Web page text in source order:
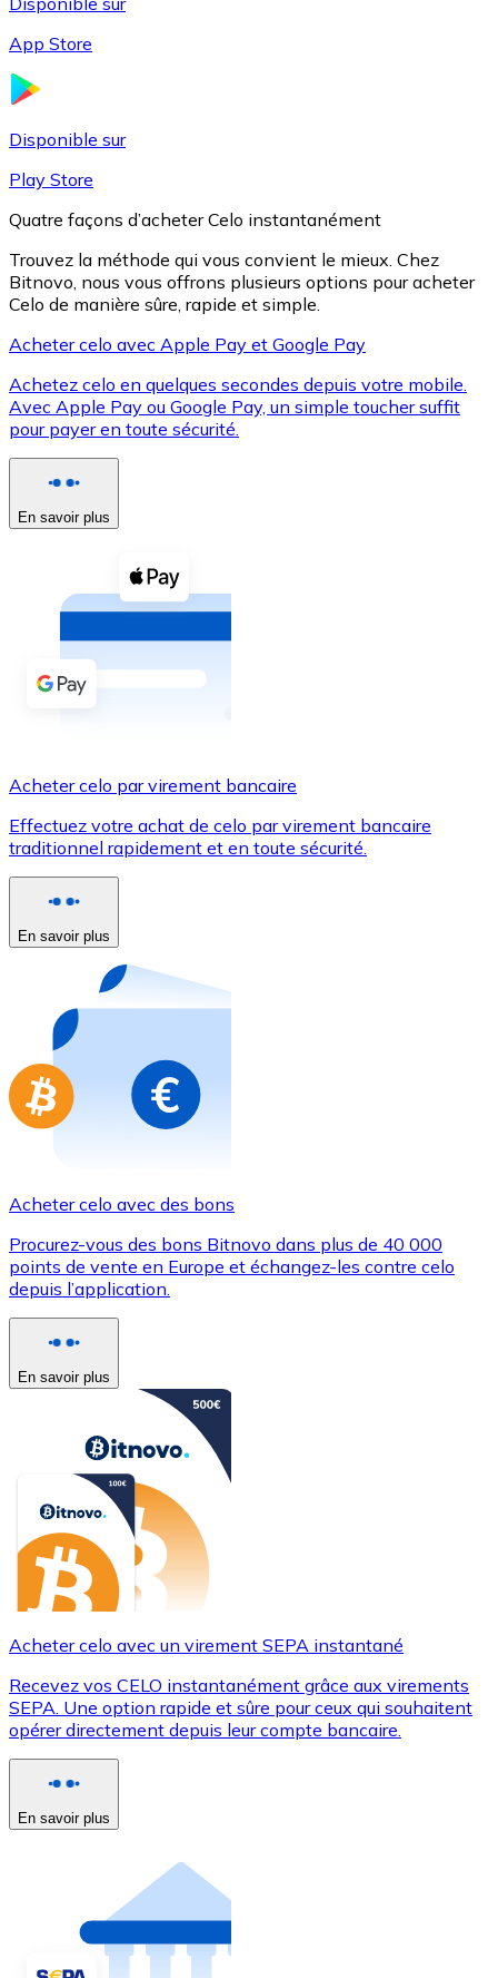
XRP
XRP
Voir toutes
Coupons crypto
Achetez des cryptomonnaies en espèces et d'autres
Acheter avec espèces
Virement SEPA
Utilisez les cartes Visa et Mastercard pour acheter
Acheter avec carte
Nouveau
Achetez des cartes-cadeaux de vos marques
Aller à la boutique de cartes-cadeaux
App Store
Disponible sur
Play Store
Quatre façons d’acheter Celo instantanément
Trouvez la méthode qui vous convient le mieux. Chez
Bitnovo, nous vous offrons plusieurs options pour acheter
Celo de manière sûre, rapide et simple.
Acheter celo avec Apple Pay et Google Pay
Achetez celo en quelques secondes depuis votre mobile.
Avec Apple Pay ou Google Pay, un simple toucher suffit
pour payer en toute sécurité.
En savoir plus
Acheter celo par virement bancaire
Effectuez votre achat de celo par virement bancaire
traditionnel rapidement et en toute sécurité.
En savoir plus
Acheter celo avec des bons
Procurez-vous des bons Bitnovo dans plus de 40 000
points de vente en Europe et échangez-les contre celo
depuis l’application.
En savoir plus
Acheter celo avec un virement SEPA instantané
Recevez vos CELO instantanément grâce aux virements
SEPA. Une option rapide et sûre pour ceux qui souhaitent
opérer directement depuis leur compte bancaire.
En savoir plus